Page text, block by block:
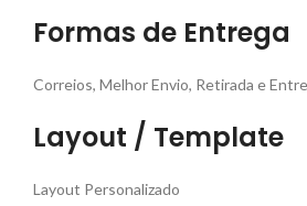
Formas de Entrega
Correios, Melhor Envio, Retirada e
Layout / Template
Layout Personalizado